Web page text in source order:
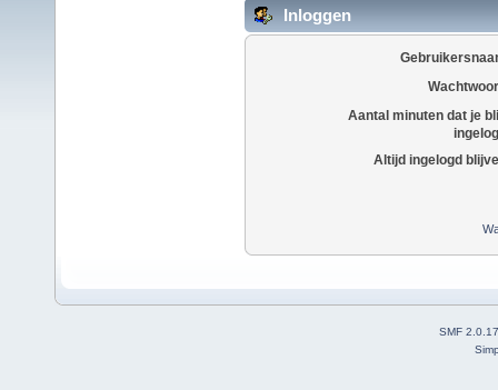
Inloggen
Aantal minuten dat je
Altijd ingelogd
SMF 2.0.17